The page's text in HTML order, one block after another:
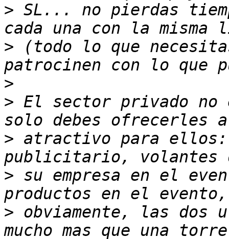
> SL... no pierdas
> (todo lo que
>
> El sector privado
> atractivo para
> su empresa en el
> obviamente, las dos